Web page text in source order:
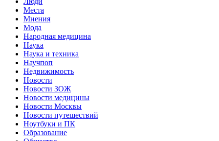
Места
Мнения
Мода
Народная медицина
Наука
Наука и техника
Научпоп
Недвижимость
Новости
Новости ЗОЖ
Новости медицины
Новости Москвы
Новости путешествий
Ноутбуки и ПК
Образование